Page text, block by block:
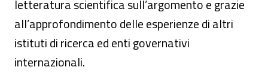
letteratura scientifica sull’argomento e grazie
all’approfondimento delle esperienze di altri
istituti di ricerca ed enti governativi
internazionali.